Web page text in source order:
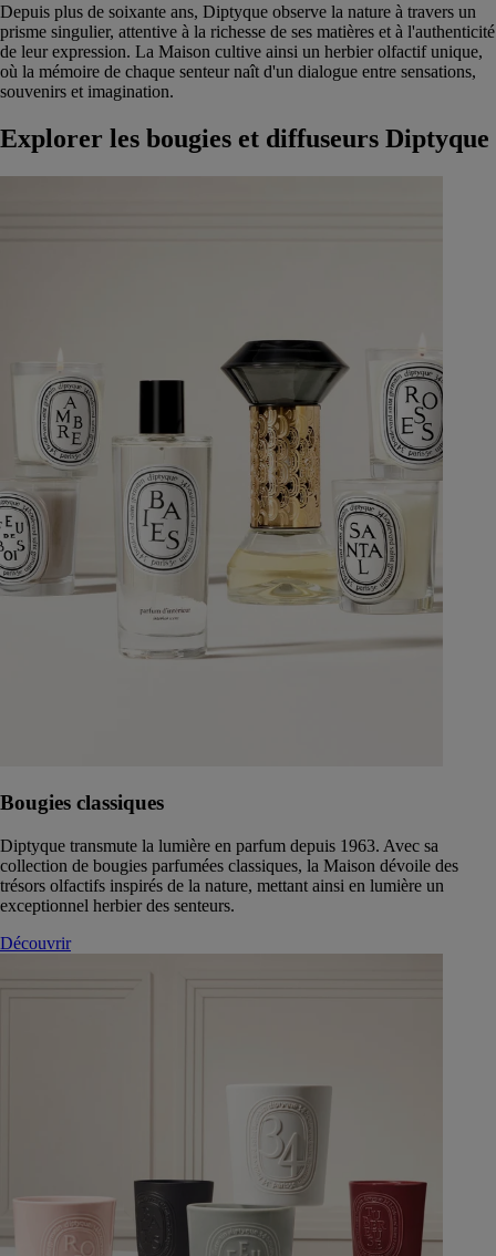
Depuis plus de soixante ans, Diptyque observe la nature à travers un
prisme singulier, attentive à la richesse de ses matières et à l'authenticité
de leur expression. La Maison cultive ainsi un herbier olfactif unique,
où la mémoire de chaque senteur naît d'un dialogue entre sensations,
souvenirs et imagination.
Explorer les bougies et diffuseurs Diptyque
Bougies classiques
Diptyque transmute la lumière en parfum depuis 1963. Avec sa
collection de bougies parfumées classiques, la Maison dévoile des
trésors olfactifs inspirés de la nature, mettant ainsi en lumière un
exceptionnel herbier des senteurs.
Découvrir